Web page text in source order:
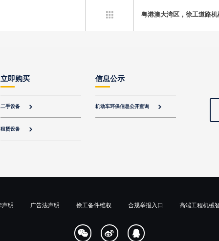
粤港澳大湾区，徐工道路

立即购买
二手设备 
租赁设备 
信息公示
机动车环保信息公开查询 
声明 广告法声明 徐工备件维权 合规举报入口 高端工程机械
  